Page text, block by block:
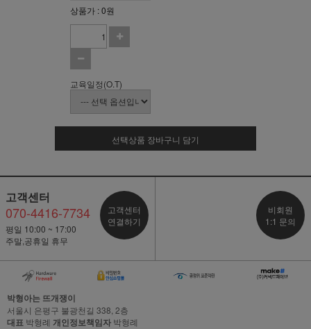
상품가 : 0원
교육일정(O.T)
선택상품 장바구니 담기
고객센터
070-4416-7734
평일 10:00 ~ 17:00
주말,공휴일 휴무
고객센터
연결하기
비회원
1:1 문의
박형아는 뜨개쟁이
서울시 은평구 불광천길 338, 2층
대표 박형례 개인정보책임자 박형례